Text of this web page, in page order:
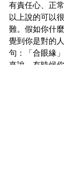
有責任心、正
以上說的可以
難。假如你什
覺到你是對的
句：「合眼緣
來說，有時候